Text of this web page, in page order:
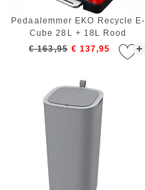
+
Pedaalemmer EKO Recycle E-
Cube 28L + 18L Rood
€ 163,95 € 137,95